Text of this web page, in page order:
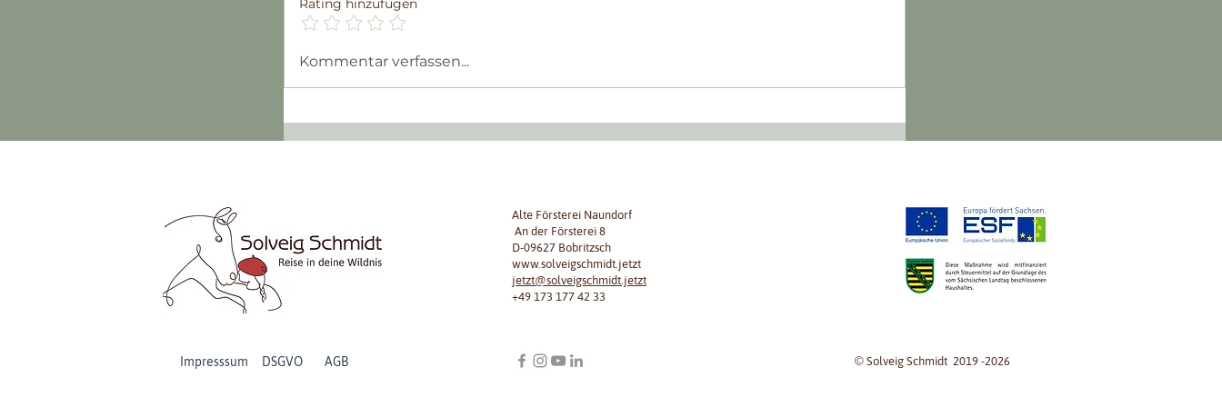
Rating hinzufügen
Kommentar verfassen...
Alte Försterei Naundorf
An der Försterei 8
D-09627 Bobritzsch
www.solveigschmidt.jetzt
jetzt@solveigschmidt.jetzt
+49 173 177 42 33
Impresssum DSGVO AGB © Solveig Schmidt 2019 -2026